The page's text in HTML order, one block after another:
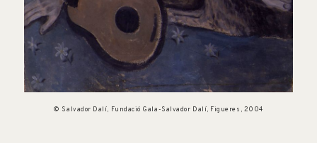
© Salvador Dalí, Fundació Gala-Salvador Dalí, Figueres, 2004